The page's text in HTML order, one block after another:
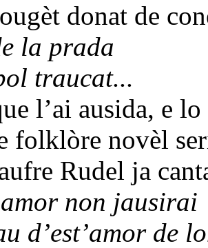
donat de
la prada
traucat...
l’ai ausida, e
folklòre novèl
Rudel ja
non jausirai
d’est’amor de